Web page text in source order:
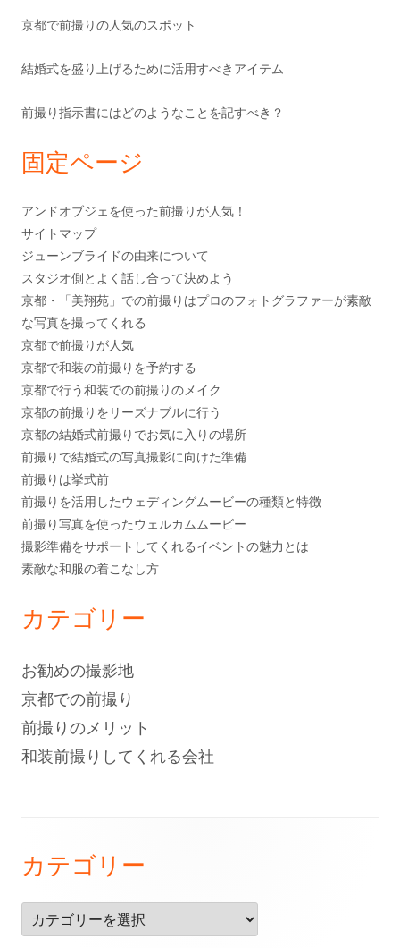
京都で前撮りの人気のスポット
結婚式を盛り上げるために活用すべきアイテム
前撮り指示書にはどのようなことを記すべき？
固定ページ
アンドオブジェを使った前撮りが人気！
サイトマップ
ジューンブライドの由来について
スタジオ側とよく話し合って決めよう
京都・「美翔苑」での前撮りはプロのフォトグラファーが素敵
な写真を撮ってくれる
京都で前撮りが人気
京都で和装の前撮りを予約する
京都で行う和装での前撮りのメイク
京都の前撮りをリーズナブルに行う
京都の結婚式前撮りでお気に入りの場所
前撮りで結婚式の写真撮影に向けた準備
前撮りは挙式前
前撮りを活用したウェディングムービーの種類と特徴
前撮り写真を使ったウェルカムムービー
撮影準備をサポートしてくれるイベントの魅力とは
素敵な和服の着こなし方
カテゴリー
お勧めの撮影地
京都での前撮り
前撮りのメリット
和装前撮りしてくれる会社
ッ
タ
ー・
カテゴリー
テ